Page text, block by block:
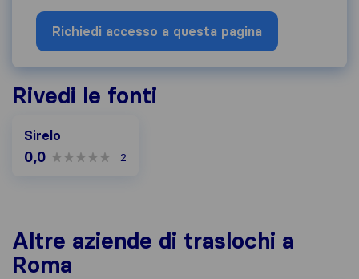
Richiedi accesso a questa pagina
Rivedi le fonti
Sirelo
0,0 2
Altre aziende di traslochi a
Roma